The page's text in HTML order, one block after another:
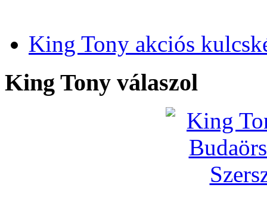
King Tony akciós
King Tony válaszol